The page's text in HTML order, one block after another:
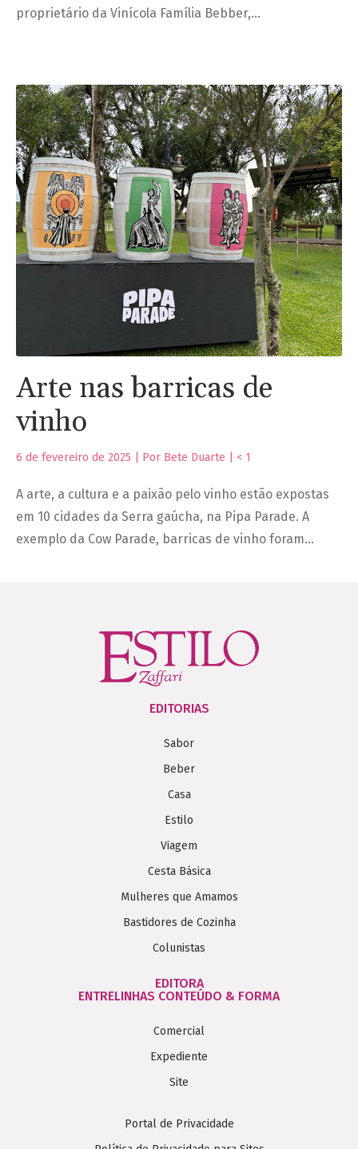
proprietário da Vinícola Família Bebber,…
Arte nas barricas de
vinho
6 de fevereiro de 2025 | Por Bete Duarte | < 1
A arte, a cultura e a paixão pelo vinho estão expostas
em 10 cidades da Serra gaúcha, na Pipa Parade. A
exemplo da Cow Parade, barricas de vinho foram…
EDITORIAS
Sabor
Beber
Casa
Estilo
Viagem
Cesta Básica
Mulheres que Amamos
Bastidores de Cozinha
Colunistas
EDITORA
ENTRELINHAS CONTEÚDO & FORMA
Comercial
Expediente
Site
Portal de Privacidade